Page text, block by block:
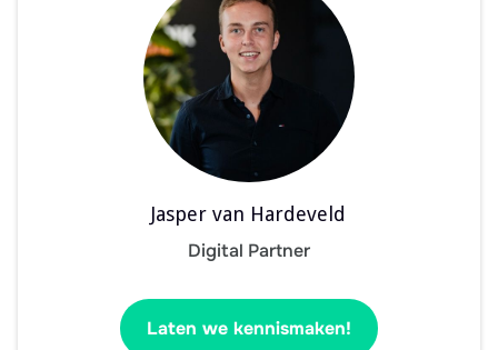
Jasper van Hardeveld
Digital Partner
Laten we kennismaken!